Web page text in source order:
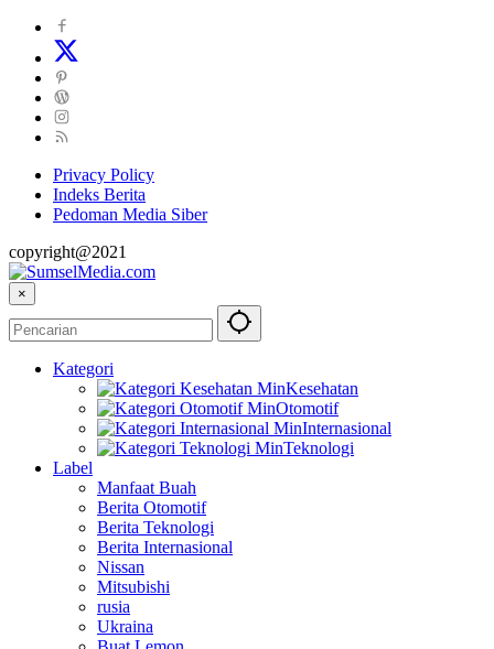
Privacy Policy
Indeks Berita
Pedoman Media Siber
copyright@2021
×
Kategori
Kesehatan
Otomotif
Internasional
Teknologi
Label
Manfaat Buah
Berita Otomotif
Berita Teknologi
Berita Internasional
Nissan
Mitsubishi
rusia
Ukraina